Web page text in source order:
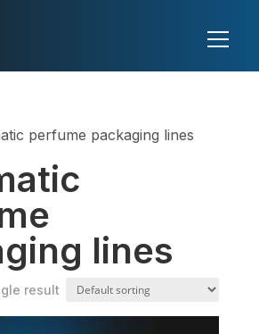
perfume packaging lines
lines
result